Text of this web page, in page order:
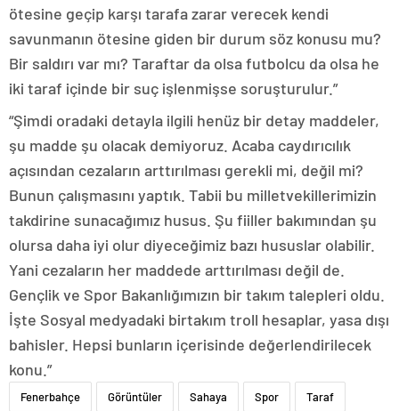
ötesine geçip karşı tarafa zarar verecek kendi
savunmanın ötesine giden bir durum söz konusu mu?
Bir saldırı var mı? Taraftar da olsa futbolcu da olsa he
iki taraf içinde bir suç işlenmişse soruşturulur.”
“Şimdi oradaki detayla ilgili henüz bir detay maddeler,
şu madde şu olacak demiyoruz. Acaba caydırıcılık
açısından cezaların arttırılması gerekli mi, değil mi?
Bunun çalışmasını yaptık. Tabii bu milletvekillerimizin
takdirine sunacağımız husus. Şu fiiller bakımından şu
olursa daha iyi olur diyeceğimiz bazı hususlar olabilir.
Yani cezaların her maddede arttırılması değil de.
Gençlik ve Spor Bakanlığımızın bir takım talepleri oldu.
İşte Sosyal medyadaki birtakım troll hesaplar, yasa dışı
bahisler. Hepsi bunların içerisinde değerlendirilecek
konu.”
Fenerbahçe Görüntüler Sahaya Spor Taraf